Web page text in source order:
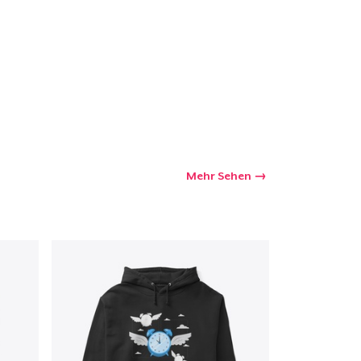
Mehr Sehen